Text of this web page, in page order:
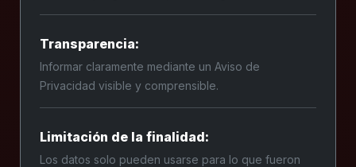
Transparencia:
Informar claramente mediante un Aviso de
Privacidad visible y comprensible.
Limitación de la finalidad:
Los datos solo pueden usarse para lo que fueron